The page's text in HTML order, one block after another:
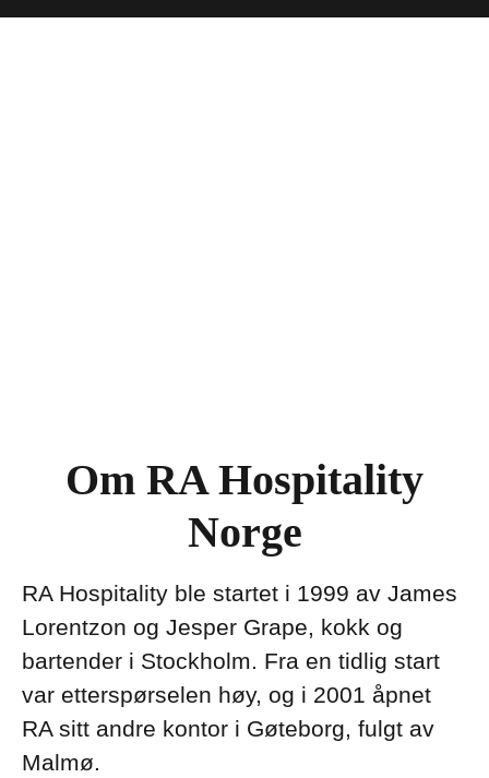
Om RA Hospitality
Norge
RA Hospitality ble startet i 1999 av James
Lorentzon og Jesper Grape, kokk og
bartender i Stockholm. Fra en tidlig start
var etterspørselen høy, og i 2001 åpnet
RA sitt andre kontor i Gøteborg, fulgt av
Malmø.